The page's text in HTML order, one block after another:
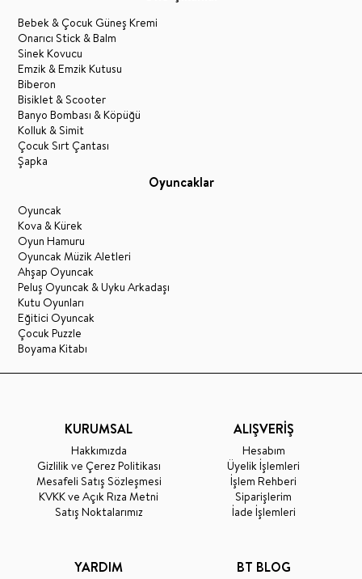
Bebek & Çocuk Güneş Kremi
Onarıcı Stick & Balm
Sinek Kovucu
Emzik & Emzik Kutusu
Biberon
Bisiklet & Scooter
Banyo Bombası & Köpüğü
Kolluk & Simit
Çocuk Sırt Çantası
Şapka
Oyuncaklar
Oyuncak
Kova & Kürek
Oyun Hamuru
Oyuncak Müzik Aletleri
Ahşap Oyuncak
Peluş Oyuncak & Uyku Arkadaşı
Kutu Oyunları
Eğitici Oyuncak
Çocuk Puzzle
Boyama Kitabı
KURUMSAL
Hakkımızda
Gizlilik ve Çerez Politikası
Mesafeli Satış Sözleşmesi
KVKK ve Açık Rıza Metni
Satış Noktalarımız
ALIŞVERİŞ
Hesabım
Üyelik İşlemleri
İşlem Rehberi
Siparişlerim
İade İşlemleri
YARDIM BT BLOG